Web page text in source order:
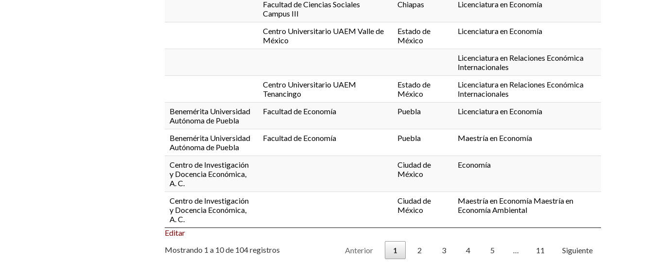
Editar
Facultad de Ciencias Sociales
Campus III
Chiapas Licenciatura en Economía
Centro Universitario UAEM Valle de
México
Estado de
México
Licenciatura en Economía
Licenciatura en Relaciones Económica
Internacionales
Centro Universitario UAEM
Tenancingo
Estado de
México
Licenciatura en Relaciones Económica
Internacionales
Benemérita Universidad
Autónoma de Puebla
Facultad de Economía Puebla Licenciatura en Economía
Benemérita Universidad
Autónoma de Puebla
Facultad de Economía Puebla Maestría en Economía
Centro de Investigación
y Docencia Económica,
A. C.
Ciudad de
México
Economía
Centro de Investigación
y Docencia Económica,
A. C.
Ciudad de
México
Maestría en Economía Maestría en
Economía Ambiental
Mostrando 1 a 10 de 104 registros Anterior 1 2 3 4 5 … 11 Siguiente